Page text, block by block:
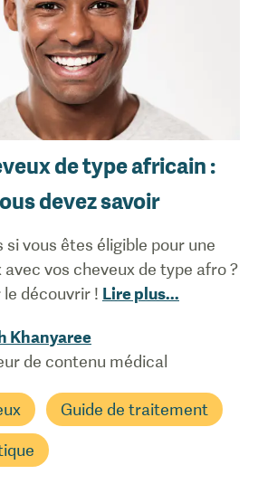
de type africain :
devez savoir
si vous êtes éligible pour une
vos cheveux de type afro ?
le découvrir ! Lire plus...
Khanyaree
de contenu médical
Guide de traitement